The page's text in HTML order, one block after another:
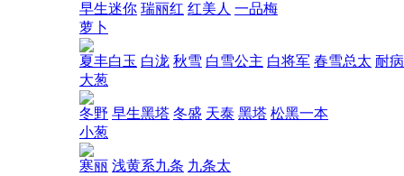
早生迷你 瑞丽红 红美人 一品梅
萝卜
夏丰白玉 白泷 秋雪 白雪公主 白将军 春雪总太 耐
大葱
冬野 早生黑塔 冬盛 天泰 黑塔 松黑一本
小葱
寒丽 浅黄系九条 九条太